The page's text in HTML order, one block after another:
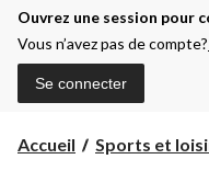
Ouvrez une session pour
Vous n’avez pas de compte?
Se connecter
Accueil Sports et